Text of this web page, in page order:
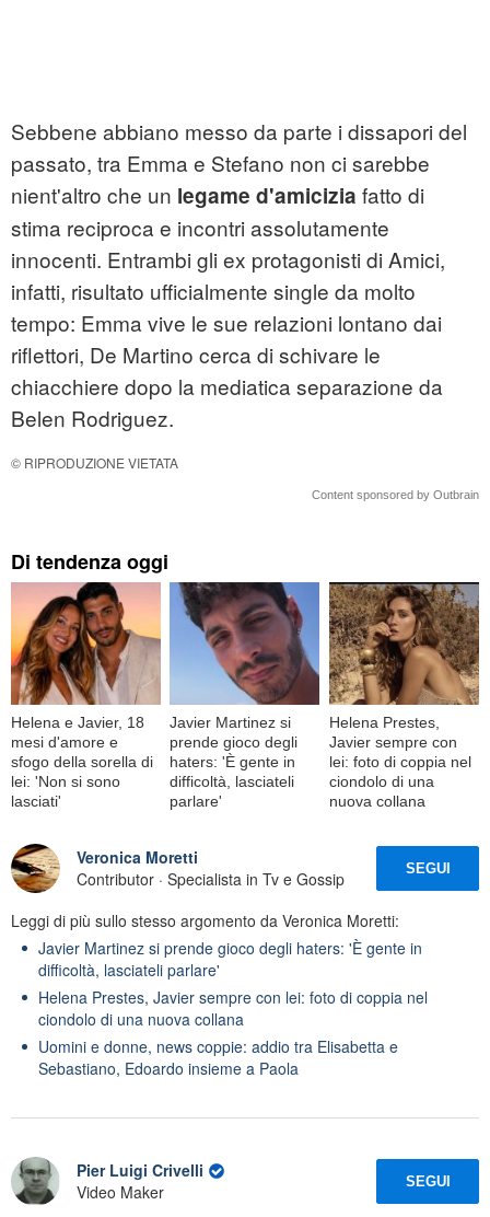
Sebbene abbiano messo da parte i dissapori del
passato, tra Emma e Stefano non ci sarebbe
nient'altro che un legame d'amicizia fatto di
stima reciproca e incontri assolutamente
innocenti. Entrambi gli ex protagonisti di Amici,
infatti, risultato ufficialmente single da molto
tempo: Emma vive le sue relazioni lontano dai
riflettori, De Martino cerca di schivare le
chiacchiere dopo la mediatica separazione da
Belen Rodriguez.
© RIPRODUZIONE VIETATA
Content sponsored by Outbrain
Di tendenza oggi
Helena e Javier, 18
mesi d'amore e
sfogo della sorella di
lei: 'Non si sono
lasciati'
Javier Martinez si
prende gioco degli
haters: 'È gente in
difficoltà, lasciateli
parlare'
Helena Prestes,
Javier sempre con
lei: foto di coppia nel
ciondolo di una
nuova collana
Veronica Moretti
Contributor · Specialista in Tv e Gossip
SEGUI
Leggi di più sullo stesso argomento da Veronica Moretti:
Javier Martinez si prende gioco degli haters: 'È gente in
difficoltà, lasciateli parlare'
Helena Prestes, Javier sempre con lei: foto di coppia nel
ciondolo di una nuova collana
Uomini e donne, news coppie: addio tra Elisabetta e
Sebastiano, Edoardo insieme a Paola
Pier Luigi Crivelli
Video Maker
SEGUI